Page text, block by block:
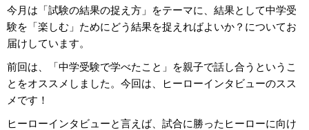
今月は「試験の結果の捉え方」をテーマに、結果として中学受
験を「楽しむ」ためにどう結果を捉えればよいか？についてお
届けしています。
前回は、「中学受験で学べたこと」を親子で話し合うというこ
とをオススメしました。今回は、ヒーローインタビューのスス
メです！
ヒーローインタビューと言えば、試合に勝ったヒーローに向け